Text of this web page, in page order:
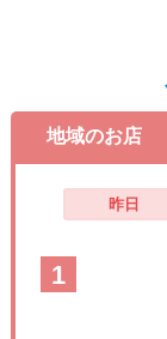
地域のお店
昨日
1